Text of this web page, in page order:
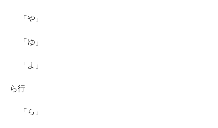
「や」
「ゆ」
「よ」
ら行
「ら」